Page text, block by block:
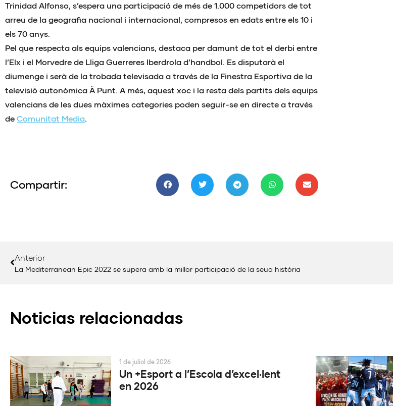
Trinidad Alfonso, s’espera una participació de més de 1.000 competidors de tot
arreu de la geografia nacional i internacional, compresos en edats entre els 10 i
els 70 anys.
Pel que respecta als equips valencians, destaca per damunt de tot el derbi entre
l’Elx i el Morvedre de Lliga Guerreres Iberdrola d’handbol. Es disputarà el
diumenge i serà de la trobada televisada a través de la Finestra Esportiva de la
televisió autonòmica À Punt. A més, aquest xoc i la resta dels partits dels equips
valencians de les dues màximes categories poden seguir-se en directe a través
de Comunitat Media.
Compartir:
Anterior
La Mediterranean Epic 2022 se supera amb la millor participació de la seua història
Noticias relacionadas
Un +Esport a l’Escola d’excel·lent
en 2026
1 de juliol de 2026